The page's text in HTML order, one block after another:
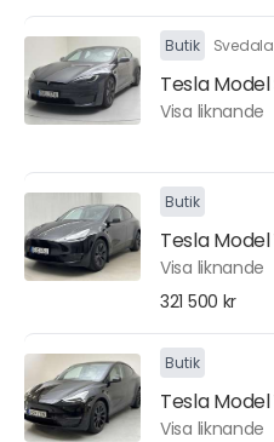
Butik Svedala
Tesla Model
Visa liknande
Butik
Tesla Model
Visa liknande
321 500 kr
Butik
Tesla Model
Visa liknande